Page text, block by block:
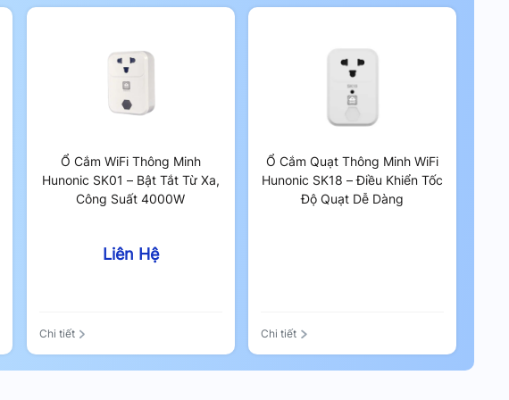
Ổ Cắm WiFi Thông Minh
Hunonic SK01 – Bật Tắt Từ Xa,
Công Suất 4000W
Liên Hệ
Chi tiết
Ổ Cắm Quạt Thông Minh WiFi
Hunonic SK18 – Điều Khiển Tốc
Độ Quạt Dễ Dàng
Chi tiết